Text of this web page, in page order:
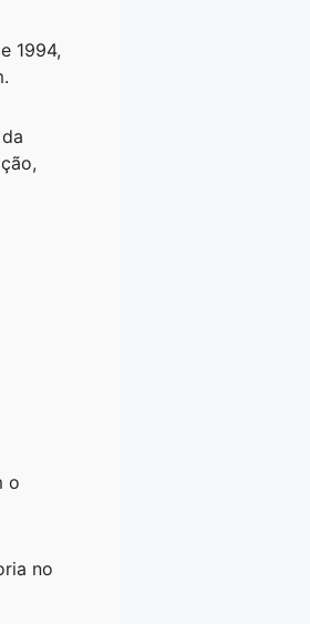
1994,
o
no